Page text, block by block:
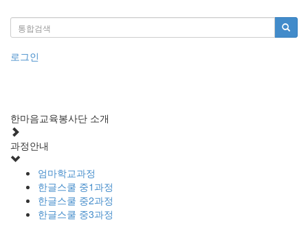
로그인
한마음교육봉사단 소개
과정안내
엄마학교과정
한글스쿨 중1과정
한글스쿨 중2과정
한글스쿨 중3과정